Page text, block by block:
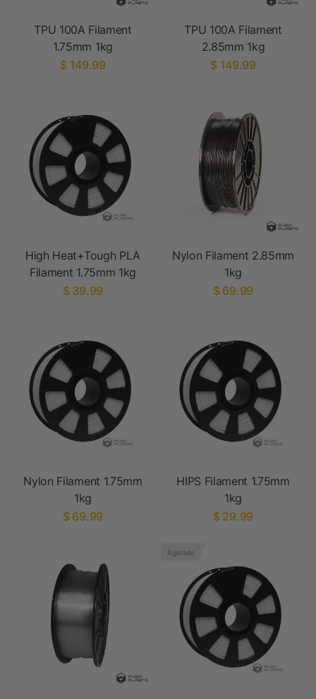
TPU 100A Filament
1.75mm 1kg
$ 149.99
TPU 100A Filament
2.85mm 1kg
$ 149.99
High Heat+Tough PLA
Filament 1.75mm 1kg
$ 39.99
Nylon Filament 2.85mm
1kg
$ 69.99
Nylon Filament 1.75mm
1kg
$ 69.99
HIPS Filament 1.75mm
1kg
$ 29.99
Agotado